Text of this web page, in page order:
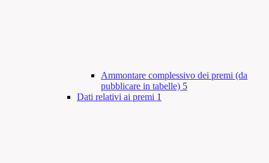
Ammontare complessivo dei premi (da
pubblicare in tabelle) 5
Dati relativi ai premi 1